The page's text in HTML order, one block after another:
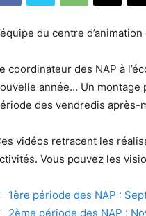
du centre
coordinateur des NAP à
année… Un montage
des vendredis après-
vidéos retracent les
Vous pouvez les
1ère période des NAP :
2ème période des NAP :